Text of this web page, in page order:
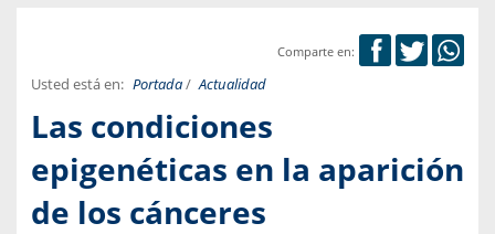
Comparte en:
Usted está en: Portada/ Actualidad
Las condiciones
epigenéticas en la aparición
de los cánceres